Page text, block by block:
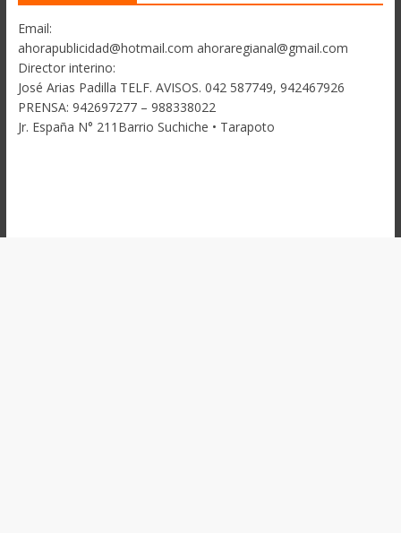
Email:
ahorapublicidad@hotmail.com ahoraregianal@gmail.com
Director interino:
José Arias Padilla TELF. AVISOS. 042 587749, 942467926
PRENSA: 942697277 – 988338022
Jr. España N° 211Barrio Suchiche • Tarapoto